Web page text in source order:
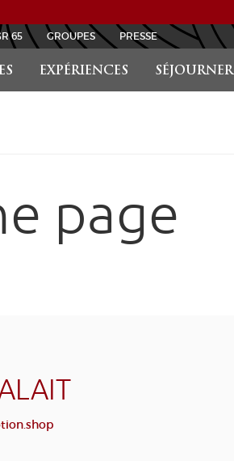
EXPÉRIENCES SÉJOURNER
65 GROUPES PRESSE
page